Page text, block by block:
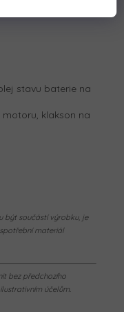
stavu baterie na
motoru, klakson na
být součástí výrobku, je
materiál
bez předchozího
účelům.